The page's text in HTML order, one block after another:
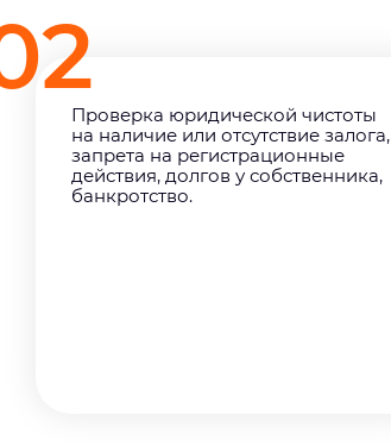
Проверка юридической чистоты
на наличие или отсутствие залога,
запрета на регистрационные
действия, долгов у собственника,
банкротство.